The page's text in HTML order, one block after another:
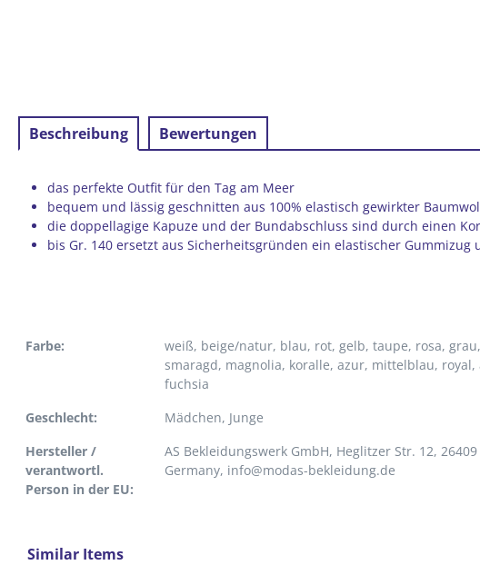
Beschreibung Bewertungen
das perfekte Outfit für den Tag am Meer
bequem und lässig geschnitten aus 100% elastisch gewirkter
die doppellagige Kapuze und der Bundabschluss sind durch einen
bis Gr. 140 ersetzt aus Sicherheitsgründen ein elastischer
Farbe: weiß, beige/natur, blau, rot, gelb, taupe, rosa, grau
smaragd, magnolia, koralle, azur, mittelblau, royal,
fuchsia
Geschlecht:
Mädchen, Junge
Hersteller /
verantwortl.
Person in der EU:
AS Bekleidungswerk GmbH, Heglitzer Str. 12,
Germany, info@modas-bekleidung.de
Similar Items